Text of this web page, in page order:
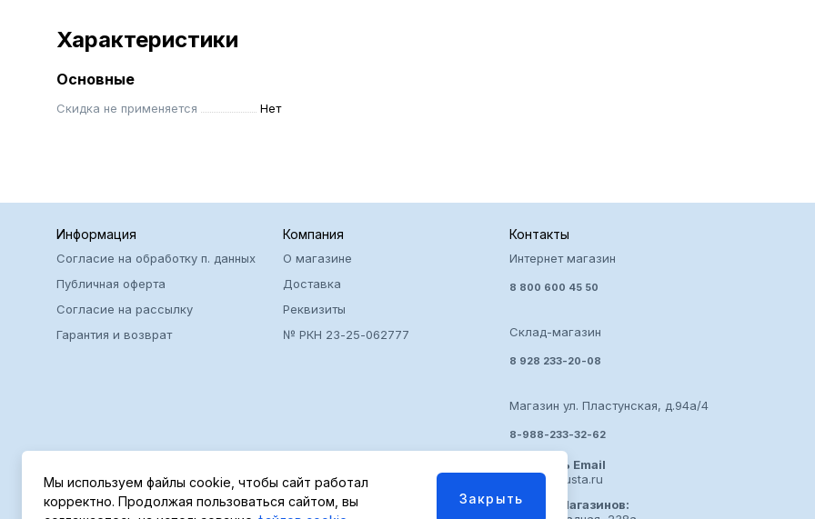
Характеристики
Основные
Скидка не применяется Нет
Информация
Согласие на обработку п. данных
Публичная оферта
Согласие на рассылку
Гарантия и возврат
Компания
О магазине
Доставка
Реквизиты
№ РКН 23-25-062777
Контакты
Интернет магазин
8 800 600 45 50
Склад-магазин
8 928 233-20-08
Магазин ул. Пластунская, д.94а/4
8-988-233-32-62
Написать Email
usta@arzusta.ru
Адреса Магазинов:
Мы используем файлы cookie, чтобы сайт работал
корректно. Продолжая пользоваться сайтом, вы
Закрыть